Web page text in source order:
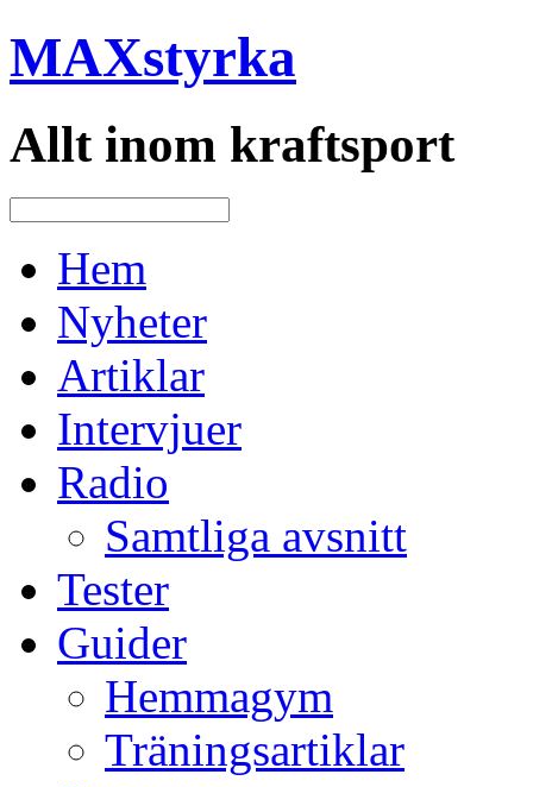
MAXstyrka
Allt inom kraftsport
Hem
Nyheter
Artiklar
Intervjuer
Radio
Samtliga avsnitt
Tester
Guider
Hemmagym
Träningsartiklar